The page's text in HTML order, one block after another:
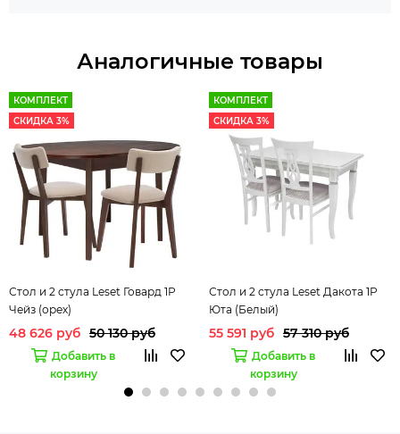
Аналогичные товары
КОМПЛЕКТ
СКИДКА 3%
Стол и 2 стула Leset Говард 1Р
Чейз (орех)
48 626 руб 50 130 руб
Добавить в
корзину
КОМПЛЕКТ
СКИДКА 3%
Стол и 2 стула Leset Дакота 1Р
Юта (Белый)
55 591 руб 57 310 руб
Добавить в
корзину